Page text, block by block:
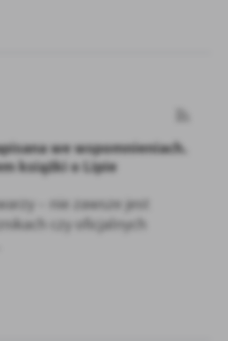
we wspomnieniach.
książki o Lipie
– nie zawsze jest
czy oficjalnych